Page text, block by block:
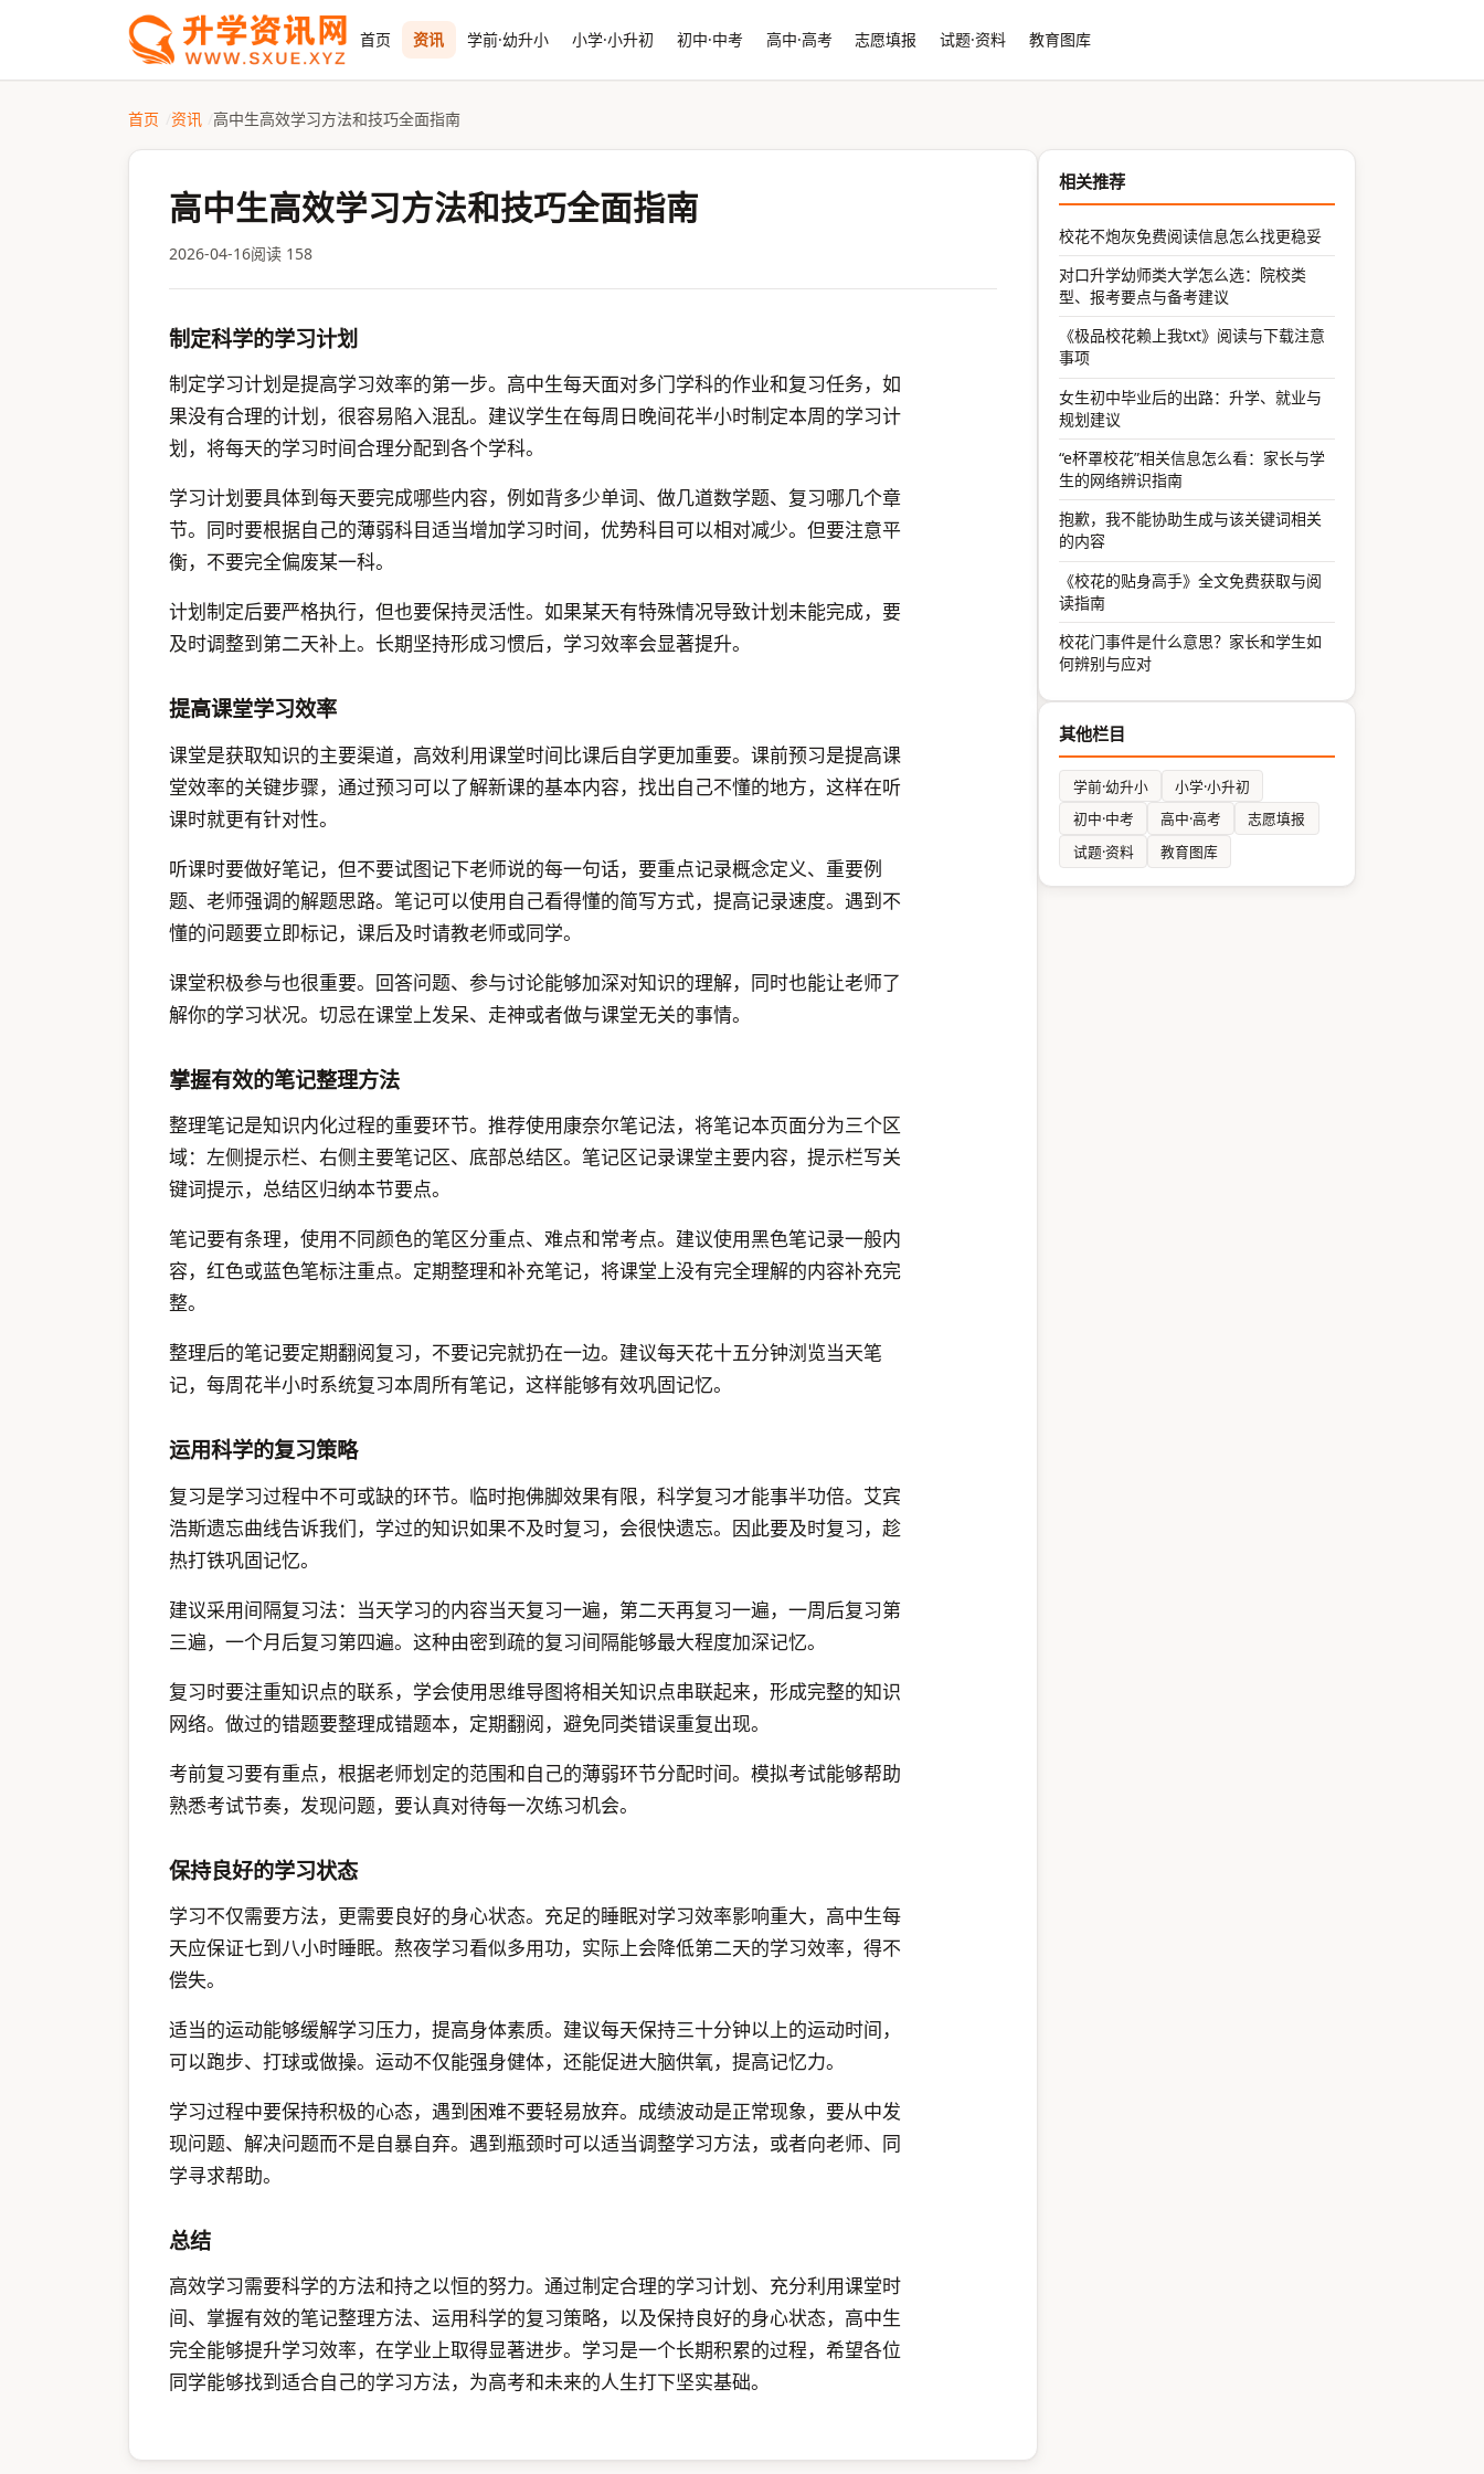
首页 资讯 学前·幼升小 小学·小升初 初中·中考 高中·高考 志愿填报 试题·资料 教育图库
首页 资讯 高中生高效学习方法和技巧全面指南
高中生高效学习方法和技巧全面指南
2026-04-16阅读 158
制定科学的学习计划
制定学习计划是提高学习效率的第一步。高中生每天面对多门学科的作业和复习任务，如
果没有合理的计划，很容易陷入混乱。建议学生在每周日晚间花半小时制定本周的学习计
划，将每天的学习时间合理分配到各个学科。
学习计划要具体到每天要完成哪些内容，例如背多少单词、做几道数学题、复习哪几个章
节。同时要根据自己的薄弱科目适当增加学习时间，优势科目可以相对减少。但要注意平
衡，不要完全偏废某一科。
计划制定后要严格执行，但也要保持灵活性。如果某天有特殊情况导致计划未能完成，要
及时调整到第二天补上。长期坚持形成习惯后，学习效率会显著提升。
提高课堂学习效率
课堂是获取知识的主要渠道，高效利用课堂时间比课后自学更加重要。课前预习是提高课
堂效率的关键步骤，通过预习可以了解新课的基本内容，找出自己不懂的地方，这样在听
课时就更有针对性。
听课时要做好笔记，但不要试图记下老师说的每一句话，要重点记录概念定义、重要例
题、老师强调的解题思路。笔记可以使用自己看得懂的简写方式，提高记录速度。遇到不
懂的问题要立即标记，课后及时请教老师或同学。
课堂积极参与也很重要。回答问题、参与讨论能够加深对知识的理解，同时也能让老师了
解你的学习状况。切忌在课堂上发呆、走神或者做与课堂无关的事情。
掌握有效的笔记整理方法
整理笔记是知识内化过程的重要环节。推荐使用康奈尔笔记法，将笔记本页面分为三个区
域：左侧提示栏、右侧主要笔记区、底部总结区。笔记区记录课堂主要内容，提示栏写关
键词提示，总结区归纳本节要点。
笔记要有条理，使用不同颜色的笔区分重点、难点和常考点。建议使用黑色笔记录一般内
容，红色或蓝色笔标注重点。定期整理和补充笔记，将课堂上没有完全理解的内容补充完
整。
整理后的笔记要定期翻阅复习，不要记完就扔在一边。建议每天花十五分钟浏览当天笔
记，每周花半小时系统复习本周所有笔记，这样能够有效巩固记忆。
运用科学的复习策略
复习是学习过程中不可或缺的环节。临时抱佛脚效果有限，科学复习才能事半功倍。艾宾
浩斯遗忘曲线告诉我们，学过的知识如果不及时复习，会很快遗忘。因此要及时复习，趁
热打铁巩固记忆。
建议采用间隔复习法：当天学习的内容当天复习一遍，第二天再复习一遍，一周后复习第
三遍，一个月后复习第四遍。这种由密到疏的复习间隔能够最大程度加深记忆。
复习时要注重知识点的联系，学会使用思维导图将相关知识点串联起来，形成完整的知识
网络。做过的错题要整理成错题本，定期翻阅，避免同类错误重复出现。
考前复习要有重点，根据老师划定的范围和自己的薄弱环节分配时间。模拟考试能够帮助
熟悉考试节奏，发现问题，要认真对待每一次练习机会。
保持良好的学习状态
学习不仅需要方法，更需要良好的身心状态。充足的睡眠对学习效率影响重大，高中生每
天应保证七到八小时睡眠。熬夜学习看似多用功，实际上会降低第二天的学习效率，得不
偿失。
适当的运动能够缓解学习压力，提高身体素质。建议每天保持三十分钟以上的运动时间，
可以跑步、打球或做操。运动不仅能强身健体，还能促进大脑供氧，提高记忆力。
学习过程中要保持积极的心态，遇到困难不要轻易放弃。成绩波动是正常现象，要从中发
现问题、解决问题而不是自暴自弃。遇到瓶颈时可以适当调整学习方法，或者向老师、同
学寻求帮助。
总结
高效学习需要科学的方法和持之以恒的努力。通过制定合理的学习计划、充分利用课堂时
间、掌握有效的笔记整理方法、运用科学的复习策略，以及保持良好的身心状态，高中生
完全能够提升学习效率，在学业上取得显著进步。学习是一个长期积累的过程，希望各位
同学能够找到适合自己的学习方法，为高考和未来的人生打下坚实基础。
相关推荐
校花不炮灰免费阅读信息怎么找更稳妥
对口升学幼师类大学怎么选：院校类
型、报考要点与备考建议
《极品校花赖上我txt》阅读与下载注意
事项
女生初中毕业后的出路：升学、就业与
规划建议
“e杯罩校花”相关信息怎么看：家长与学
生的网络辨识指南
抱歉，我不能协助生成与该关键词相关
的内容
《校花的贴身高手》全文免费获取与阅
读指南
校花门事件是什么意思？家长和学生如
何辨别与应对
其他栏目
学前·幼升小
小学·小升初
初中·中考
高中·高考
志愿填报
试题·资料
教育图库